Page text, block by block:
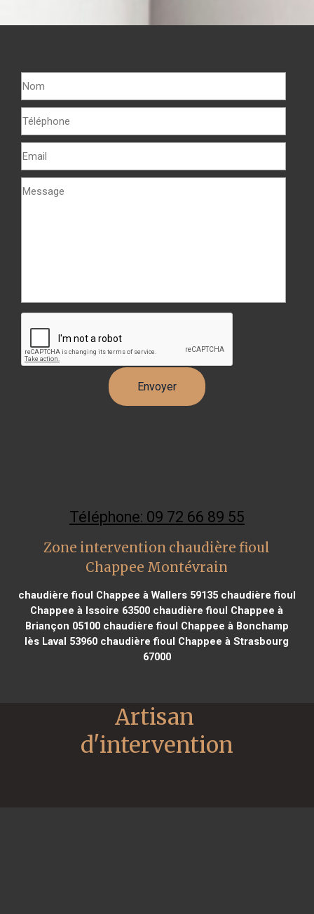
Téléphone: 09 72 66 89 55
Zone intervention chaudière fioul
Chappee Montévrain
chaudière fioul Chappee à Wallers 59135chaudière fioul
Chappee à Issoire 63500 chaudière fioul Chappee à
Briançon 05100chaudière fioul Chappee à Bonchamp
lès Laval 53960 chaudière fioul Chappee à Strasbourg
67000
Artisan
d'intervention